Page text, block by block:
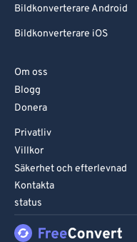
Bildkonverterare Android
Bildkonverterare iOS
Om oss
Blogg
Donera
Privatliv
Villkor
Säkerhet och efterlevnad
Kontakta
status